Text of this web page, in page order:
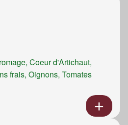
Coeur d'Artichaut,
frais, Oignons, Tomates